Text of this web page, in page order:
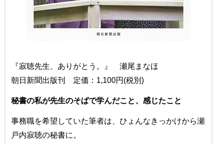
『寂聴先生、ありがとう。』 瀬尾まなほ
朝日新聞出版刊 定価：1,100円(税別)
秘書の私が先生のそばで学んだこと、感じたこと
事務職を希望していた筆者は、ひょんなきっかけから瀬
戸内寂聴の秘書に。